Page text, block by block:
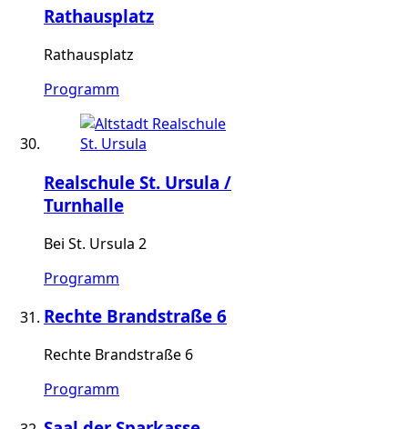
Rathausplatz
Rathausplatz
Programm
Realschule St. Ursula /
Turnhalle
Bei St. Ursula 2
Programm
Rechte Brandstraße 6
Rechte Brandstraße 6
Programm